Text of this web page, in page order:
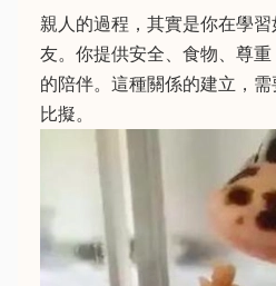
親人的過程，其實是你在學
友。你提供安全、食物、尊
的陪伴。這種關係的建立，
比擬。